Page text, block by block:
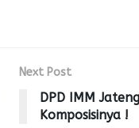
Next Post
DPD IMM
Komposisinya !